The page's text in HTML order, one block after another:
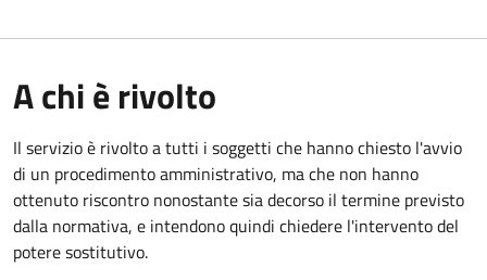
A chi è rivolto
Il servizio è rivolto a tutti i soggetti che hanno chiesto l'avvio
di un procedimento amministrativo, ma che non hanno
ottenuto riscontro nonostante sia decorso il termine previsto
dalla normativa, e intendono quindi chiedere l'intervento del
potere sostitutivo.